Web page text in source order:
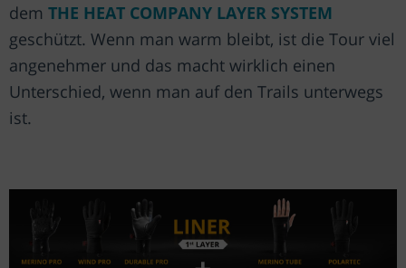
dem THE HEAT COMPANY LAYER SYSTEM
geschützt. Wenn man warm bleibt, ist die Tour viel
angenehmer und das macht wirklich einen
Unterschied, wenn man auf den Trails unterwegs
ist.